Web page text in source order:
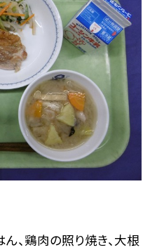
、鶏肉の照り焼き、大根